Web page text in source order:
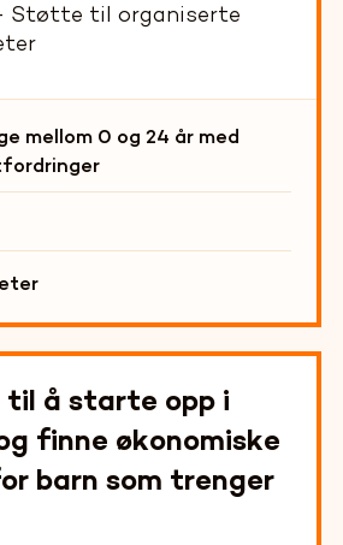
Støtte til organiserte
mellom 0 og 24 år med
til å starte opp i
finne økonomiske
barn som trenger